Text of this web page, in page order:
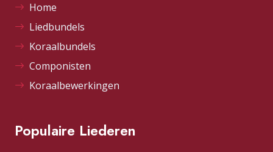
Home
Liedbundels
Koraalbundels
Componisten
Koraalbewerkingen
Populaire Liederen